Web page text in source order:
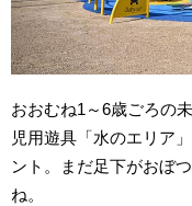
おおむね1～6歳ごろの
児用遊具「水のエリア
ント。まだ足下がおぼ
ね。